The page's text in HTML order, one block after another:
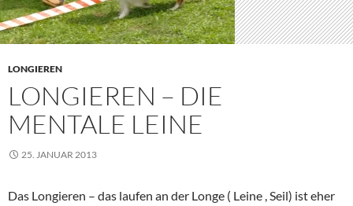
LONGIEREN
LONGIEREN – DIE
MENTALE LEINE
25. JANUAR 2013
Das Longieren – das laufen an der Longe ( Leine , Seil) ist eher